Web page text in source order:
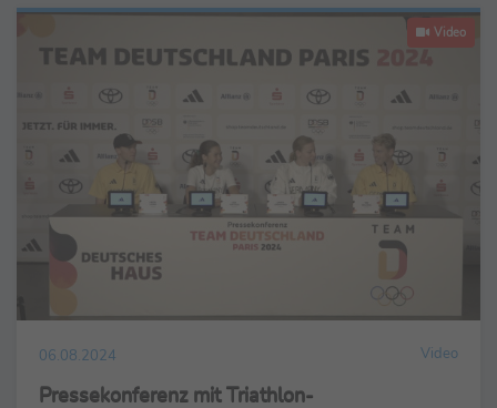
Video
06.08.2024 Video
Pressekonferenz mit Triathlon-